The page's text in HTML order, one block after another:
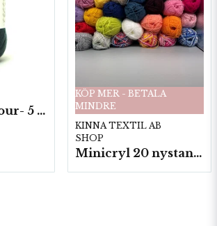
Armonia Colour- 5 härv/fp. a100 g.
KÖP MER - BETALA
MINDRE
KINNA TEXTIL AB
SHOP
Minicryl 20 nystan a25g./fp.